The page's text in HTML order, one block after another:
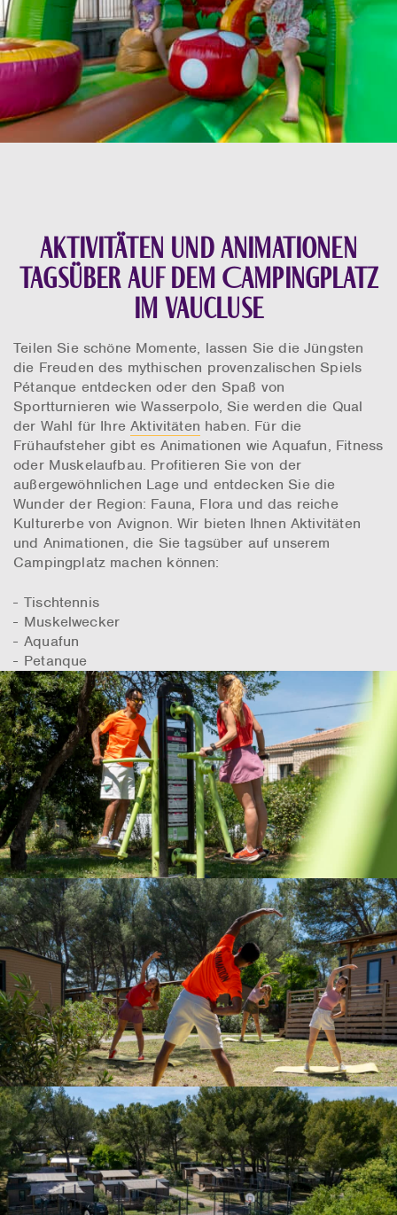
Aktivitäten und Animationen
tagsüber auf dem Campingplatz
im Vaucluse
Teilen Sie schöne Momente, lassen Sie die Jüngsten
die Freuden des mythischen provenzalischen Spiels
Pétanque entdecken oder den Spaß von
Sportturnieren wie Wasserpolo, Sie werden die Qual
der Wahl für IhreAktivitäten haben. Für die
Frühaufsteher gibt es Animationen wie Aquafun, Fitness
oder Muskelaufbau. Profitieren Sie von der
außergewöhnlichen Lage und entdecken Sie die
Wunder der Region: Fauna, Flora und das reiche
Kulturerbe von Avignon. Wir bieten Ihnen Aktivitäten
und Animationen, die Sie tagsüber auf unserem
Campingplatz machen können:
Tischtennis
Muskelwecker
Aquafun
Petanque